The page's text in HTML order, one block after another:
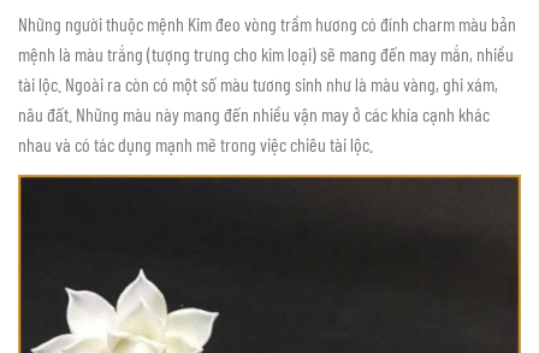
Những người thuộc mệnh Kim đeo vòng trầm hương có đính charm màu bản
mệnh là màu trắng (tượng trưng cho kim loại) sẽ mang đến may mắn, nhiều
tài lộc. Ngoài ra còn có một số màu tương sinh như là màu vàng, ghi xám,
nâu đất. Những màu này mang đến nhiều vận may ở các khía cạnh khác
nhau và có tác dụng mạnh mẽ trong việc chiêu tài lộc.